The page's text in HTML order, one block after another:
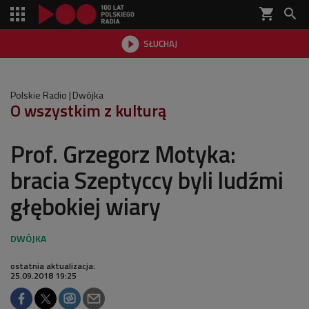
shopping_cart 
 SŁUCHAJ

Polskie Radio Dwójka
O wszystkim z kulturą
Prof. Grzegorz Motyka:
bracia Szeptyccy byli ludźmi
głębokiej wiary
ostatnia aktualizacja:
25.09.2018 19:25